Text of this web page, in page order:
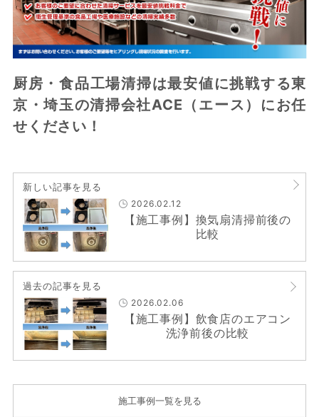
厨房・食品工場清掃は最安値に挑戦する東
京・埼玉の清掃会社ACE（エース）にお任
せください！
新しい記事を見る
2026.02.12
【施工事例】換気扇清掃前後の
比較
過去の記事を見る
2026.02.06
【施工事例】飲食店のエアコン
洗浄前後の比較
施工事例一覧を見る